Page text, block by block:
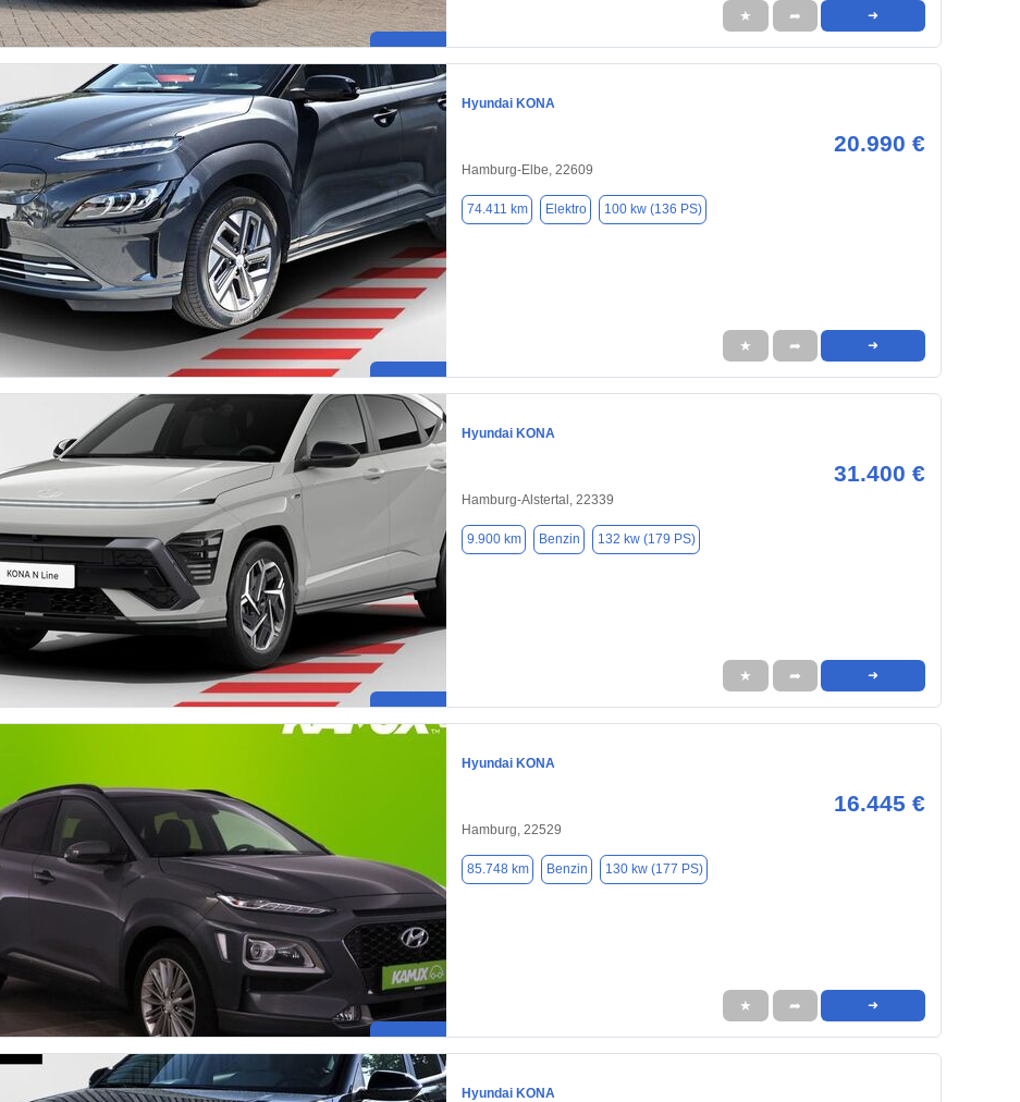
★ ➦ ➜
Hyundai KONA
20.990 €
Hamburg-Elbe, 22609
74.411 km Elektro 100 kw (136 PS)
★ ➦ ➜
Hyundai KONA
31.400 €
Hamburg-Alstertal, 22339
9.900 km Benzin 132 kw (179 PS)
★ ➦ ➜
Hyundai KONA
16.445 €
Hamburg, 22529
85.748 km Benzin 130 kw (177 PS)
★ ➦ ➜
Hyundai KONA